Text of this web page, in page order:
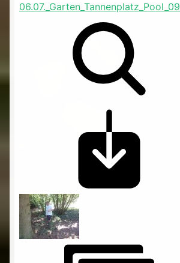
06.07._Garten_Tannenplatz_Pool_09